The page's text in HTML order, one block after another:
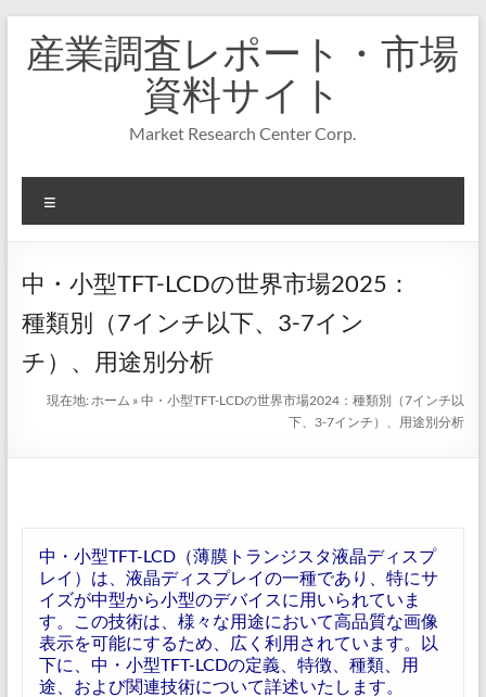
キ
プ
産業調査レポート・市場
資料サイト
Market Research Center Corp.
ニ
ー
中・小型TFT-LCDの世界市場2025：
種類別（7インチ以下、3-7イン
チ）、用途別分析
現在地:ホーム »中・小型TFT-LCDの世界市場2024：種類別（7インチ以
下、3-7インチ）、用途別分析
中・小型TFT-LCD（薄膜トランジスタ液晶ディスプ
レイ）は、液晶ディスプレイの一種であり、特にサ
イズが中型から小型のデバイスに用いられていま
す。この技術は、様々な用途において高品質な画像
表示を可能にするため、広く利用されています。以
下に、中・小型TFT-LCDの定義、特徴、種類、用
途、および関連技術について詳述いたします。